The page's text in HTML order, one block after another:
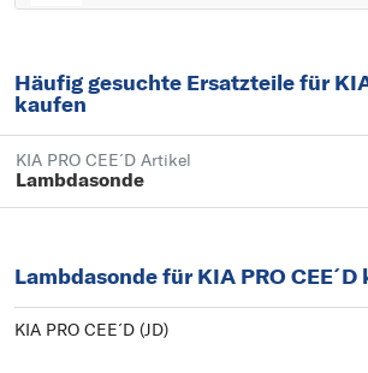
Häufig gesuchte Ersatzteile für KIA
kaufen
KIA PRO CEE´D Artikel
Lambdasonde
Lambdasonde für KIA PRO CEE´D
KIA PRO CEE´D (JD)